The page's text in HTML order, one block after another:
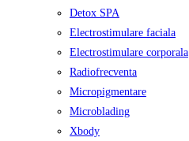
Detox SPA
Electrostimulare faciala
Electrostimulare corporala
Radiofrecventa
Micropigmentare
Microblading
Xbody